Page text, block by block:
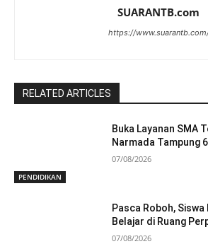
SUARANTB.com
https://
RELATED ARTICLES
PENDIDIKAN
Buka Layanan SMA
Narmada Tampung
07/08/2026
Pasca Roboh,
Belajar di Ruang
07/08/2026